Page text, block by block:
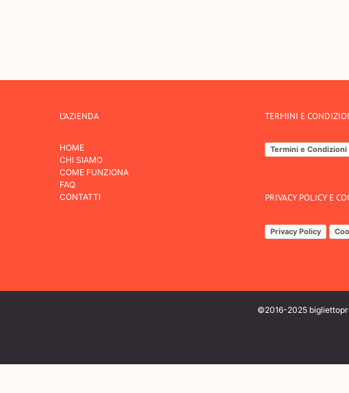
L’AZIENDA
HOME
CHI SIAMO
COME FUNZIONA
FAQ
CONTATTI
TERMINI E
Termini e Condizioni
PRIVACY POLICY E
Privacy Policy
©2016-2025